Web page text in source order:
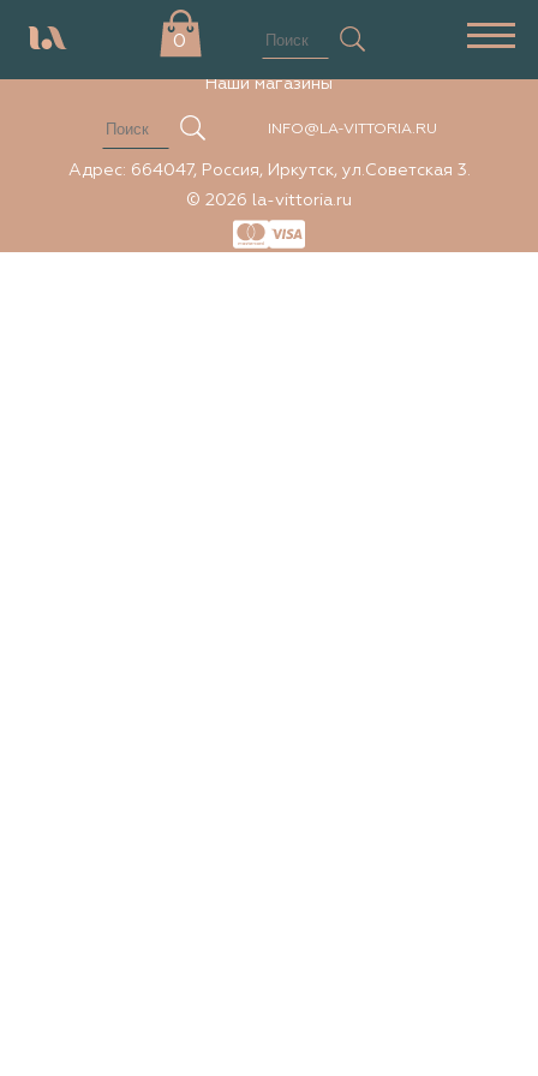
0
Элемент не найден
Наши магазины
INFO@LA-VITTORIA.RU
Адрес: 664047, Россия, Иркутск, ул.Советская 3.
© 2026 la-vittoria.ru